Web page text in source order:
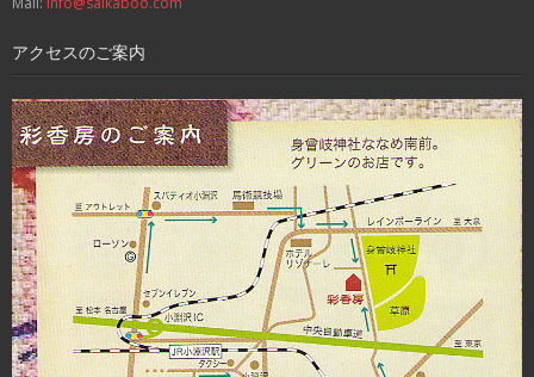
アクセスのご案内